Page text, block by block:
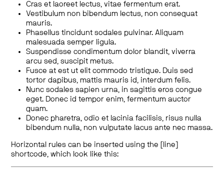
Cras et laoreet lectus, vitae fermentum erat.
Vestibulum non bibendum lectus, non consequat
mauris.
Phasellus tincidunt sodales pulvinar. Aliquam
malesuada semper ligula.
Suspendisse condimentum dolor blandit, viverra
arcu sed, suscipit metus.
Fusce at est ut elit commodo tristique. Duis sed
tortor dapibus, mattis mauris id, interdum felis.
Nunc sodales sapien urna, in sagittis eros congue
eget. Donec id tempor enim, fermentum auctor
quam.
Donec pharetra, odio et lacinia facilisis, risus nulla
bibendum nulla, non vulputate lacus ante nec massa.
Horizontal rules can be inserted using the [line]
shortcode, which look like this: